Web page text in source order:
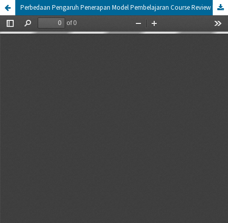
Perbedaan Pengaruh Penerapan Model Pembelajaran Course Review Horay Dan Quantum Teaching Dilihat Dari Hasil Belajar Matematika Siswa Kelas 3 SD